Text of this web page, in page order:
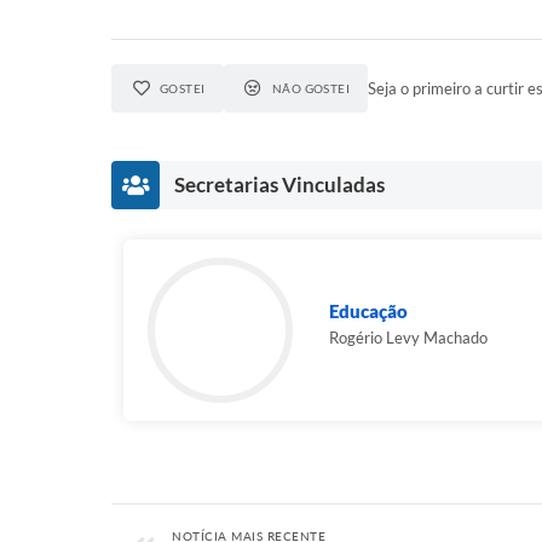
GOSTEI NÃO GOSTEI Seja o primeiro a curtir
Secretarias Vinculadas
Educação
Rogério Levy Machado
NOTÍCIA MAIS RECENTE